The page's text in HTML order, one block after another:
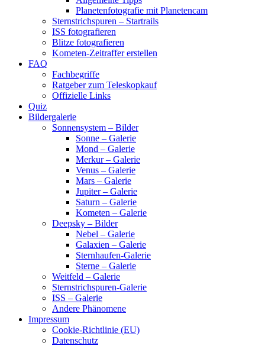
Planetenfotografie mit Planetencam
Sternstrichspuren – Startrails
ISS fotografieren
Blitze fotografieren
Kometen-Zeitraffer erstellen
FAQ
Fachbegriffe
Ratgeber zum Teleskopkauf
Offizielle Links
Quiz
Bildergalerie
Sonnensystem – Bilder
Sonne – Galerie
Mond – Galerie
Merkur – Galerie
Venus – Galerie
Mars – Galerie
Jupiter – Galerie
Saturn – Galerie
Kometen – Galerie
Deepsky – Bilder
Nebel – Galerie
Galaxien – Galerie
Sternhaufen-Galerie
Sterne – Galerie
Weitfeld – Galerie
Sternstrichspuren-Galerie
ISS – Galerie
Andere Phänomene
Impressum
Cookie-Richtlinie (EU)
Datenschutz